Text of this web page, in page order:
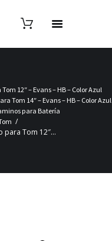
12″ – Evans – HB – Color Azul
Tom 14″ – Evans – HB – Color Azul
para Batería
Tom 12″...